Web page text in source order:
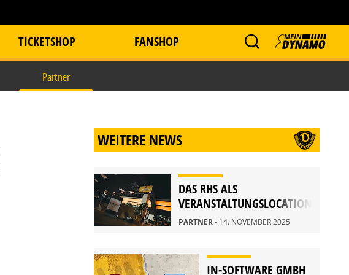
TICKETSHOP FANSHOP
Partner
WEITERE NEWS
DAS RHS ALS
VERANSTALTUNGSLOCATION
PARTNER- 14. NOVEMBER 2025
IN-SOFTWARE GMBH